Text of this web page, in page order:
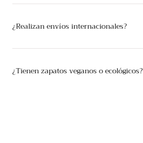
¿Realizan envíos internacionales?
¿Tienen zapatos veganos o ecológicos?